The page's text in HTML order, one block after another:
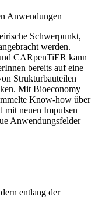
Anwendungen
Schwerpunkt,
werden.
CARpenTiER kann
bereits auf eine
Strukturbauteilen
Mit Bioeconomy
Know-how über
mit neuen Impulsen
Anwendungsfelder
entlang der